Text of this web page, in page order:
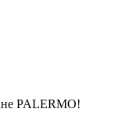
PALERMO!